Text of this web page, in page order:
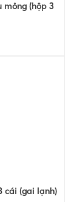
mỏng (hộp 3
cái (gai lạnh)